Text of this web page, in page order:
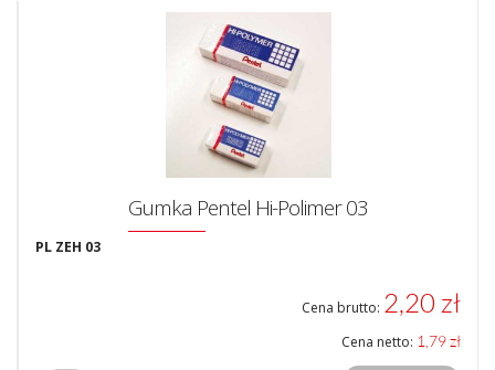
Gumka Pentel Hi-Polimer 03
PL ZEH 03
Cena brutto: 2,20 zł
Cena netto: 1,79 zł